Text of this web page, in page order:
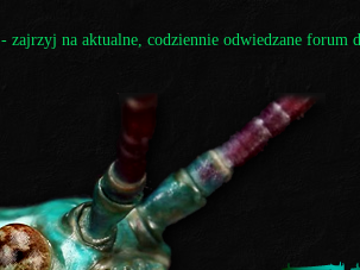
- zajrzyj na aktualne, codziennie odwiedzane forum